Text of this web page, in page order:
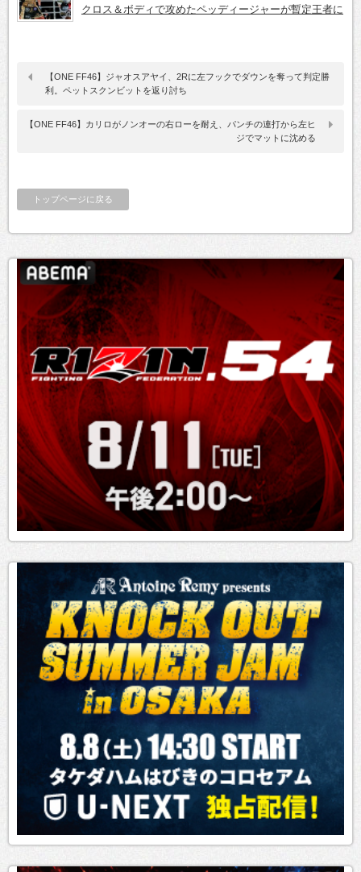
クロス＆ボディで攻めたペッディージャーが暫定王者に
【ONE FF46】ジャオスアヤイ、2Rに左フックでダウンを奪って判定勝
利。ペットスクンビットを返り討ち
【ONE FF46】カリロがノンオーの右ローを耐え、パンチの連打から左ヒ
ジでマットに沈める
トップページに戻る